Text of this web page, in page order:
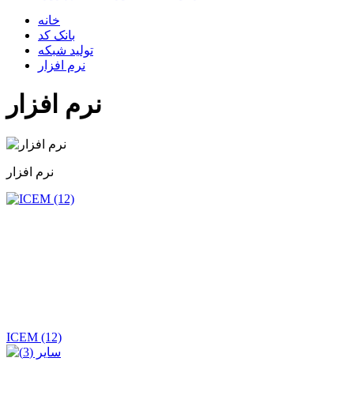
خانه
بانک کد
تولید شبکه
نرم افزار
نرم افزار
نرم افزار
ICEM (12)